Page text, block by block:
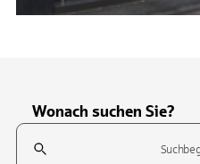
Wonach suchen Sie?
Suchfeld